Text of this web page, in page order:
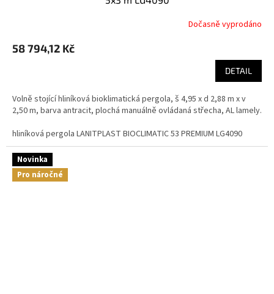
Dočasně vyprodáno
58 794,12 Kč
DETAIL
Volně stojící hliníková bioklimatická pergola, š 4,95 x d 2,88 m x v
2,50 m, barva antracit, plochá manuálně ovládaná střecha, AL lamely.
hliníková pergola LANITPLAST BIOCLIMATIC 53 PREMIUM LG4090
Novinka
Pro náročné